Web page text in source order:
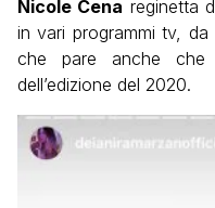
Nicole Cena reginetta
in vari programmi tv, da
che pare anche
dell’edizione del 2020.